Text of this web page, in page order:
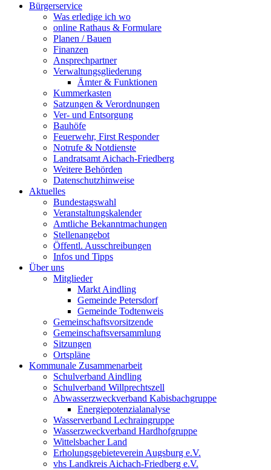
Bürgerservice
Was erledige ich wo
online Rathaus & Formulare
Planen / Bauen
Finanzen
Ansprechpartner
Verwaltungsgliederung
Ämter & Funktionen
Kummerkasten
Satzungen & Verordnungen
Ver- und Entsorgung
Bauhöfe
Feuerwehr, First Responder
Notrufe & Notdienste
Landratsamt Aichach-Friedberg
Weitere Behörden
Datenschutzhinweise
Aktuelles
Bundestagswahl
Veranstaltungskalender
Amtliche Bekanntmachungen
Stellenangebot
Öffentl. Ausschreibungen
Infos und Tipps
Über uns
Mitglieder
Markt Aindling
Gemeinde Petersdorf
Gemeinde Todtenweis
Gemeinschaftsvorsitzende
Gemeinschaftsversammlung
Sitzungen
Ortspläne
Kommunale Zusammenarbeit
Schulverband Aindling
Schulverband Willprechtszell
Abwasserzweckverband Kabisbachgruppe
Energiepotenzialanalyse
Wasserverband Lechraingruppe
Wasserzweckverband Hardhofgruppe
Wittelsbacher Land
Erholungsgebieteverein Augsburg e.V.
vhs Landkreis Aichach-Friedberg e.V.